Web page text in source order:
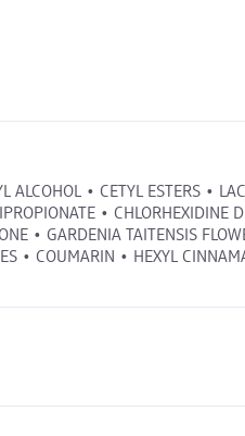
• CETYL ESTERS •
• CHLORHEXIDINE
• GARDENIA TAITENSIS
• COUMARIN • HEXYL